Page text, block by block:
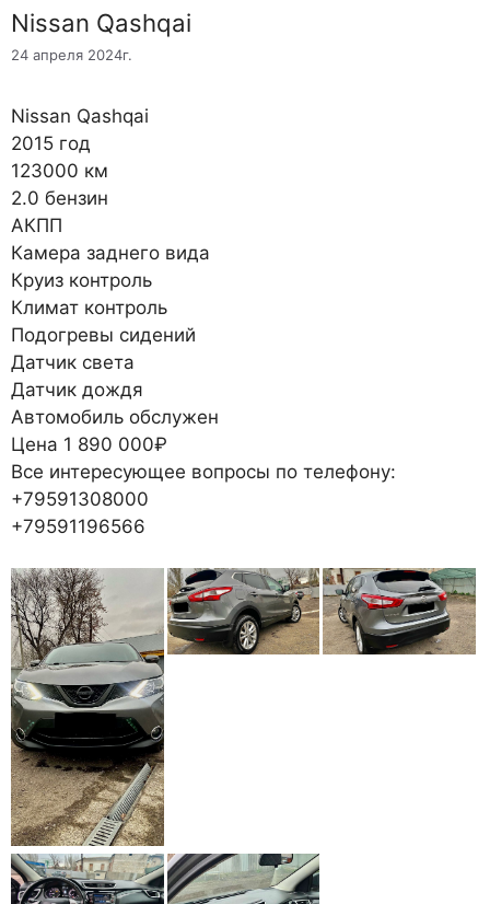
Nissan Qashqai
24 апреля 2024г.
Nissan Qashqai
2015 год
123000 км
2.0 бензин
АКПП
Камера заднего вида
Круиз контроль
Климат контроль
Подогревы сидений
Датчик света
Датчик дождя
Автомобиль обслужен
Цена 1 890 000₽
Все интересующее вопросы по телефону:
+79591308000
+79591196566